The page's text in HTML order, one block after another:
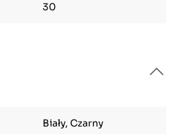
30
Biały, Czarny